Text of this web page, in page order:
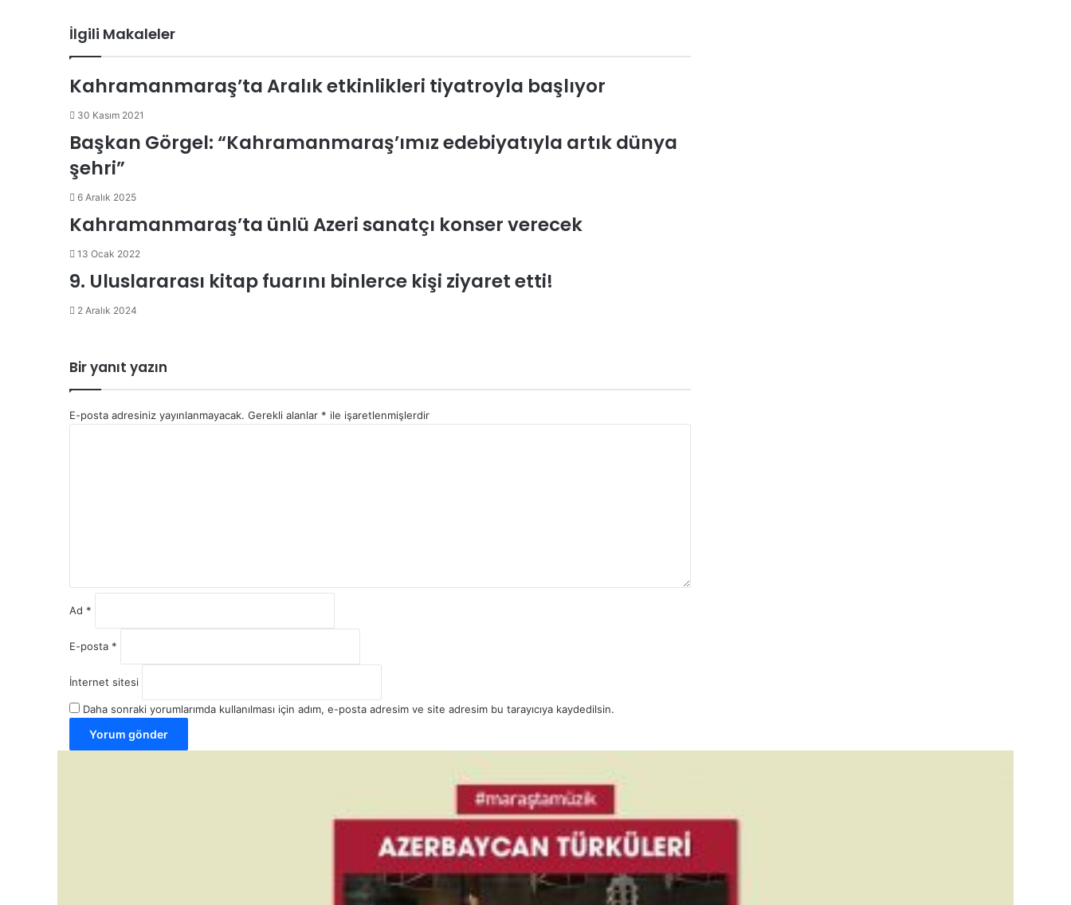
İlgili Makaleler
Kahramanmaraş’ta Aralık etkinlikleri tiyatroyla başlıyor
30 Kasım 2021
Başkan Görgel: “Kahramanmaraş’ımız edebiyatıyla artık dünya
şehri”
6 Aralık 2025
Kahramanmaraş’ta ünlü Azeri sanatçı konser verecek
13 Ocak 2022
9. Uluslararası kitap fuarını binlerce kişi ziyaret etti!
2 Aralık 2024
Bir yanıt yazın
E-posta adresiniz yayınlanmayacak. Gerekli alanlar * ile işaretlenmişlerdir
Ad *
E-posta *
İnternet sitesi
Daha sonraki yorumlarımda kullanılması için adım, e-posta adresim ve site adresim bu tarayıcıya kaydedilsin.